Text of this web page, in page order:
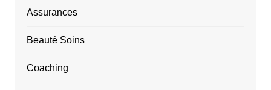
Assurances
Beauté Soins
Coaching